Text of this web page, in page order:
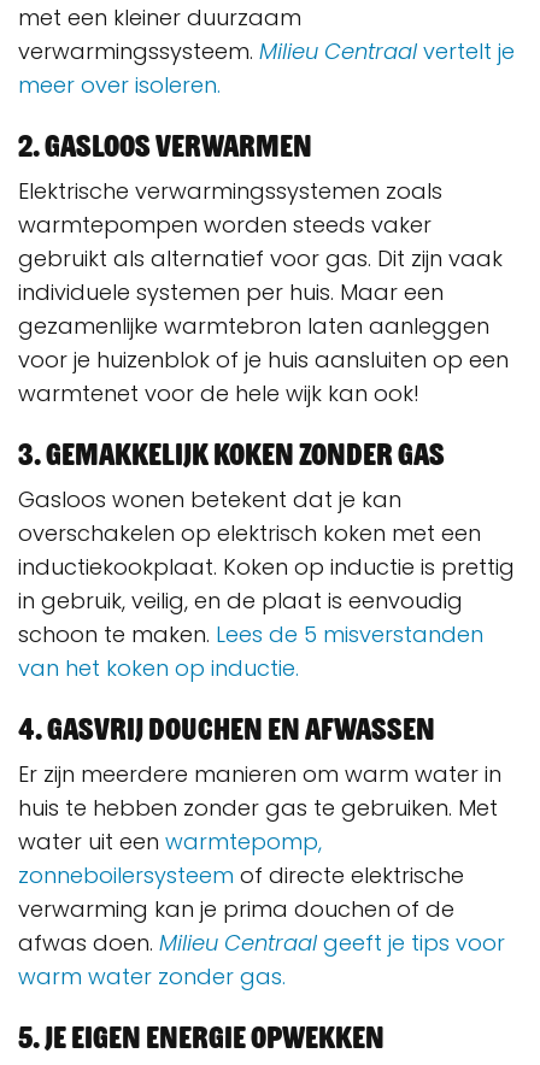
met een kleiner duurzaam
verwarmingssysteem. Milieu Centraal vertelt je
meer over isoleren.
2. Gasloos verwarmen
Elektrische verwarmingssystemen zoals
warmtepompen worden steeds vaker
gebruikt als alternatief voor gas. Dit zijn vaak
individuele systemen per huis. Maar een
gezamenlijke warmtebron laten aanleggen
voor je huizenblok of je huis aansluiten op een
warmtenet voor de hele wijk kan ook!
3. Gemakkelijk koken zonder gas
Gasloos wonen betekent dat je kan
overschakelen op elektrisch koken met een
inductiekookplaat. Koken op inductie is prettig
in gebruik, veilig, en de plaat is eenvoudig
schoon te maken. Lees de 5 misverstanden
van het koken op inductie.
4. Gasvrij douchen en afwassen
Er zijn meerdere manieren om warm water in
huis te hebben zonder gas te gebruiken. Met
water uit een warmtepomp,
zonneboilersysteem of directe elektrische
verwarming kan je prima douchen of de
afwas doen. Milieu Centraal geeft je tips voor
warm water zonder gas.
5. Je eigen energie opwekken